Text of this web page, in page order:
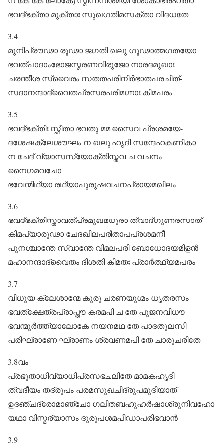
ഭവദ്ഭക്താ മുക്താഃ സുഖഗതിമസക്താ വിദധതേ
3.4
മുനിപ്രൗഢാ രൂഢാ ജഗതി ഖലു ഗൂഢാത്മഗതയോ
ഭവത്പാദാംഭോജസ്മരണവിരുജോ നാരദമുഖാഃ
ചരന്തീശ സ്വൈരം സതതപരിനിർഭാതപരചിത്‌-
സദാനന്ദാദ്വൈതപ്രസരപരിമഗ്നാഃ കിമപരം
3.5
ഭവദ്ഭക്തിഃ സ്ഫീതാ ഭവതു മമ സൈവ പ്രശമയേ-
ദശേഷക്ലേശൗഘം ന ഖലു ഹൃദി സന്ദേഹകണികാ
ന ചേദ്‌ വ്യാസസ്യോക്തിസ്തവ ച വചനം
നൈഗമവചോ
ഭവേന്മിഥ്യാ രഥ്യാപുരുഷവചനപ്രായമഖിലം
3.6
ഭവദ്ഭക്തിസ്താവത്പ്രമുഖമധുരാ ത്വാദ്ഗുണരസാത്‌
കിമപ്യാരൂഢാ ചേദഖിലപരിതാപപ്രശമനീ
പുനശ്ചാന്തേ സ്വാന്തേ വിമലപരി ബോധോദയമിളൻ
മഹാനന്ദാദ്വൈതം ദിശതി കിമതഃ പ്രാർത്ഥ്യമപരം
3.7
വിധൂയ ക്ലേശാന്മേ കുരു ചരണയുഗ്മം ധൃതരസം
ഭവത്ക്ഷേത്രപ്രാപ്തൗ കരമപി ച തേ പൂജനവിധൗ
ഭവന്മൂർത്ത്യാലോകേ നയനമഥ തേ പാദതുലസീ-
പരിഘ്രാണേ ഘ്രാണം ശ്രവണമപി തേ ചാരുചരിതേ
3.8വം
പ്രഭൂതാധിവ്യാധിപ്രസഭചലിതേ മാമകഹൃദി
ത്വദീയം തദ്രൂപം പരമസുഖചിദ്രൂപമുദിയാത്‌
ഉദഞ്ചദ്രോമാഞ്ചോ ഗലിതബഹുഹർഷാശ്രുനിവഹോ
യഥാ വിസ്മര്യാസം ദുരുപശമപീഡാപരിഭവാൻ
3.9